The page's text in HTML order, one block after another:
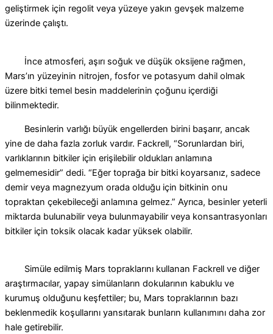
geliştirmek için regolit veya yüzeye yakın gevşek malzeme
üzerinde çalıştı.
İnce atmosferi, aşırı soğuk ve düşük oksijene rağmen,
Mars’ın yüzeyinin nitrojen, fosfor ve potasyum dahil olmak
üzere bitki temel besin maddelerinin çoğunu içerdiği
bilinmektedir.
Besinlerin varlığı büyük engellerden birini başarır, ancak
yine de daha fazla zorluk vardır. Fackrell, “Sorunlardan biri,
varlıklarının bitkiler için erişilebilir oldukları anlamına
gelmemesidir” dedi. “Eğer toprağa bir bitki koyarsanız, sadece
demir veya magnezyum orada olduğu için bitkinin onu
topraktan çekebileceği anlamına gelmez.” Ayrıca, besinler yeterli
miktarda bulunabilir veya bulunmayabilir veya konsantrasyonları
bitkiler için toksik olacak kadar yüksek olabilir.
Simüle edilmiş Mars topraklarını kullanan Fackrell ve diğer
araştırmacılar, yapay simülanların dokularının kabuklu ve
kurumuş olduğunu keşfettiler; bu, Mars topraklarının bazı
beklenmedik koşullarını yansıtarak bunların kullanımını daha zor
hale getirebilir.